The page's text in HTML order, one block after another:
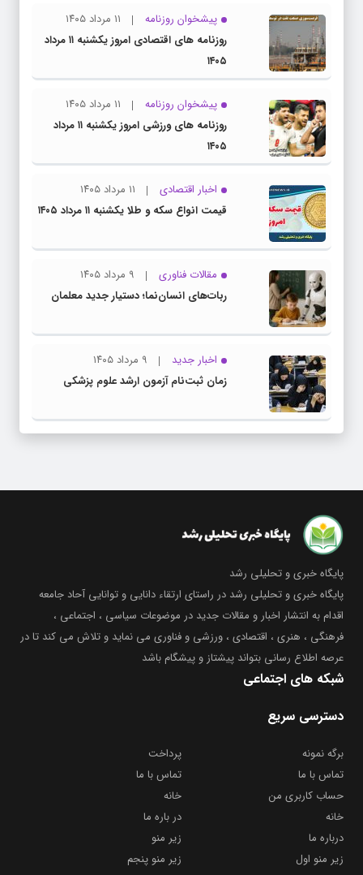
پیشخوان روزنامه
۱۱ مرداد ۱۴۰۵
روزنامه های اقتصادی امروز یکشنبه ۱۱ مرداد
۱۴۰۵
پیشخوان روزنامه
۱۱ مرداد ۱۴۰۵
روزنامه های ورزشی امروز یکشنبه ۱۱ مرداد
۱۴۰۵
اخبار اقتصادی
۱۱ مرداد ۱۴۰۵
قیمت انواع سکه و طلا یکشنبه ۱۱ مرداد ۱۴۰۵
مقالات فناوری
۹ مرداد ۱۴۰۵
ربات‌های انسان‌نما؛ دستیار جدید معلمان
اخبار جدید
۹ مرداد ۱۴۰۵
زمان ثبت‌نام آزمون ارشد علوم پزشکی
پایگاه خبری و تحلیلی رشد
پایگاه خبری و تحلیلی رشد در راستای ارتقاء دانایی و توانایی آحاد جامعه
اقدام به انتشار اخبار و مقالات جدید در موضوعات سیاسی ، اجتماعی ،
فرهنگی ، هنری ، اقتصادی ، ورزشی و فناوری می نماید و تلاش می کند تا در
عرصه اطلاع رسانی بتواند پیشتاز و پیشگام باشد
شبکه های اجتماعی
دسترسی سریع
برگه نمونه
پرداخت
تماس با ما
تماس با ما
حساب کاربری من
خانه
خانه
در باره ما
درباره ما
زیر منو
زیر منو اول
زیر منو پنجم